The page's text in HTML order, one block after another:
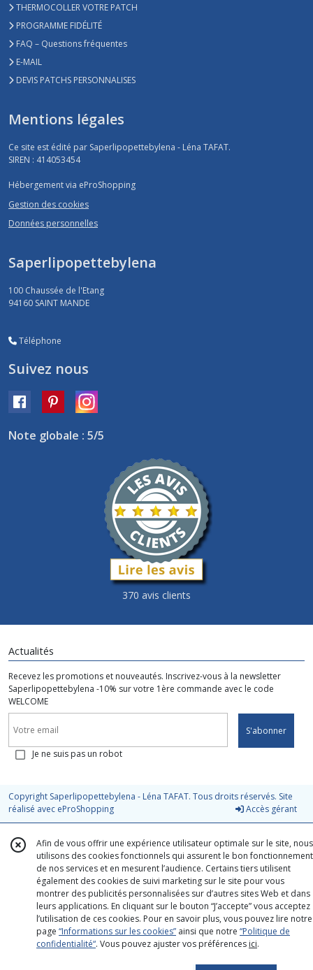
THERMOCOLLER VOTRE PATCH
PROGRAMME FIDÉLITÉ
FAQ – Questions fréquentes
E-MAIL
DEVIS PATCHS PERSONNALISES
Mentions légales
Ce site est édité par Saperlipopettebylena - Léna TAFAT.
SIREN : 414053454
Hébergement via eProShopping
Gestion des cookies
Données personnelles
Saperlipopettebylena
100 Chaussée de l'Etang
94160 SAINT MANDE
Téléphone
Suivez nous
Note globale : 5/5
370 avis clients
Actualités
Recevez les promotions et nouveautés. Inscrivez-vous à la newsletter
Saperlipopettebylena -10% sur votre 1ère commande avec le code
WELCOME
S'abonner
Je ne suis pas un robot
Copyright Saperlipopettebylena - Léna TAFAT. Tous droits réservés. Site
réalisé avec eProShopping Accès gérant
Afin de vous offrir une expérience utilisateur optimale sur le site, nous
utilisons des cookies fonctionnels qui assurent le bon fonctionnement
de nos services et en mesurent l’audience. Certains tiers utilisent
également des cookies de suivi marketing sur le site pour vous
montrer des publicités personnalisées sur d’autres sites Web et dans
leurs applications. En cliquant sur le bouton “J’accepte” vous acceptez
l’utilisation de ces cookies. Pour en savoir plus, vous pouvez lire notre
page “Informations sur les cookies” ainsi que notre “Politique de
confidentialité“. Vous pouvez ajuster vos préférences ici.